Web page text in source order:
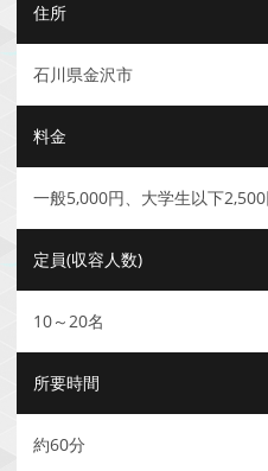
住所
石川県金沢市
料金
一般5,000円、大学生以下2,500
定員(収容人数)
10～20名
所要時間
約60分